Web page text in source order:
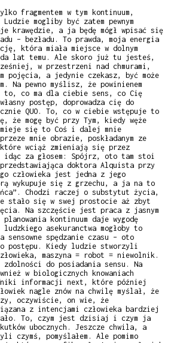
fragmentem w tym kontinuum,
mogliby być zatem pewnym
krawędzie, a ja będę mógł wpisać się
– bezładu. To prawda, moja energia
która miała miejsce w dolnym
lat temu. Ale skoro już tu jesteś,
w przestrzeni nad chmurami,
pojęcia, a jedynie czekasz, być może
Na pewno myślisz, że powinienem
to, co ma dla ciebie sens, co Cię
postęp, doprowadza cię do
QUO. To, co w ciebie wstępuje to
mogę być przy Tym, kiedy węże
się to Coś i dalej mnie
mnie obrazie, poskładanym ze
wciąż zmieniają się przez
idąc za głosem: Spójrz, oto tam stoi
doktora Alquista przy
człowieka jest jedna z jego
wykupuje się z grzechu, a ja na to
Chodzi raczej o substytut życia,
stało się w swej prostocie aż zbyt
Na szczęście jest praca z jasnym
kontinuum daje wygodę
asekuranctwa mogłoby to
sensowne spędzanie czasu – oto
postępu. Kiedy ludzie stworzyli
maszyna = robot = niewolnik.
do posiadania sensu. Na
w biologicznych knowaniach
informacji next, które później
nagle znów na chwilę myślał, że
oczywiście, on wie, że
z intencjami człowieka bardziej
To, czym jest dzisiaj i czym ja
ubocznych. Jeszcze chwila, a
czymś, pomyślałem. Ale pomimo